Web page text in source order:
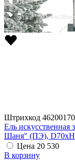
Штрихкод
Ель искусственная
Шаня" (ПЭ),
Цена 20 530
В корзину